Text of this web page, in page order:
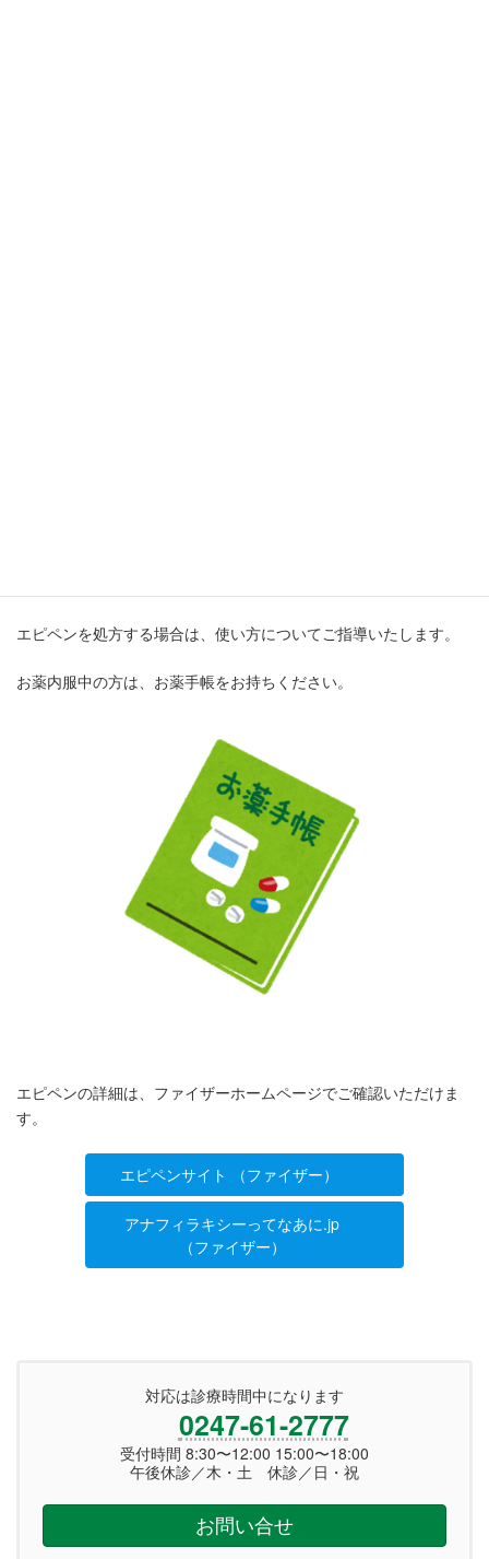
エピペンを処方する場合は、使い方についてご指導いたします。
お薬内服中の方は、お薬手帳をお持ちください。
エピペンの詳細は、ファイザーホームページでご確認いただけま
す。
エピペンサイト （ファイザー）
アナフィラキシーってなあに.jp
（ファイザー）
対応は診療時間中になります
0247-61-2777
受付時間 8:30〜12:00 15:00〜18:00
午後休診／木・土 休診／日・祝
お問い合せ